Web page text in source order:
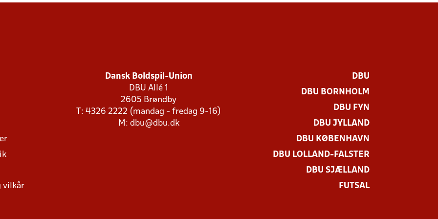
vilkår
Dansk Boldspil-Union
DBU Allé 1
2605 Brøndby
T: 4326 2222 (mandag - fredag 9-16)
M: dbu@dbu.dk
DBU
DBU BORNHOLM
DBU FYN
DBU JYLLAND
DBU KØBENHAVN
DBU LOLLAND-FALSTER
DBU SJÆLLAND
FUTSAL